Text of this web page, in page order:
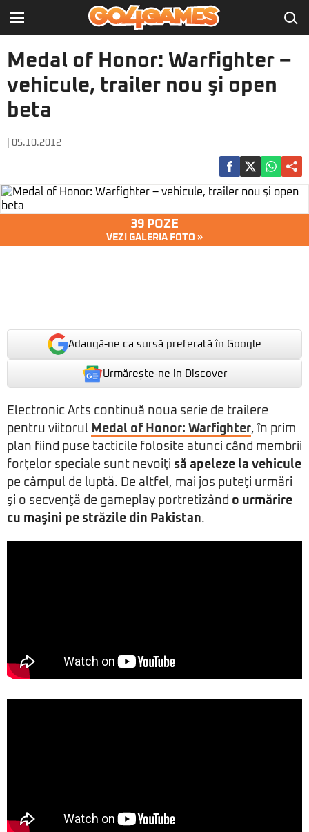
Medal of Honor: Warfighter –
vehicule, trailer nou şi open
beta
| 05.10.2012
39 POZE
VEZI GALERIA FOTO »
Adaugă-ne ca sursă preferată în Google
Urmărește-ne in Discover
Electronic Arts continuă noua serie de trailere
pentru viitorul Medal of Honor: Warfighter, în prim
plan fiind puse tacticile folosite atunci când membrii
forţelor speciale sunt nevoiţi să apeleze la vehicule
pe câmpul de luptă. De altfel, mai jos puteţi urmări
şi o secvenţă de gameplay portretizând o urmărire
cu maşini pe străzile din Pakistan.